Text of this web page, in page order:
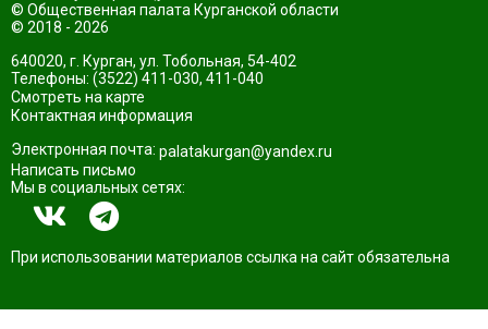
© Общественная палата Курганской области
© 2018 - 2026
640020, г. Курган, ул. Тобольная, 54-402
Телефоны: (3522) 411-030, 411-040
Смотреть на карте
Контактная информация
Электронная почта: palatakurgan@yandex.ru
Написать письмо
Мы в социальных сетях:
При использовании материалов ссылка на сайт обязательна